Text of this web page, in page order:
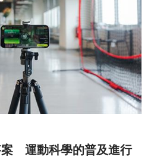
案 運動科學的普及進行